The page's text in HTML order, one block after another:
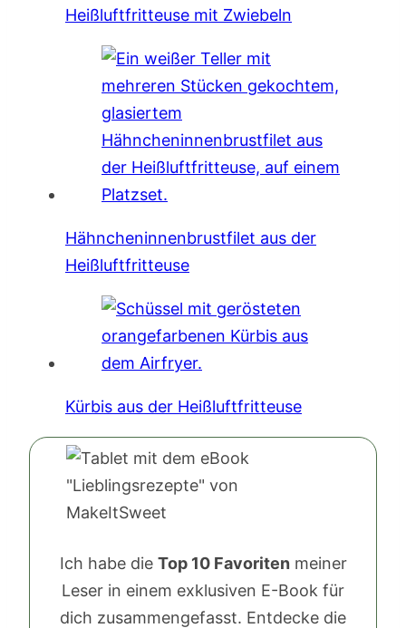
Heißluftfritteuse mit Zwiebeln
Hähncheninnenbrustfilet aus der
Heißluftfritteuse
Kürbis aus der Heißluftfritteuse
Ich habe die Top 10 Favoriten meiner
Leser in einem exklusiven E-Book für
dich zusammengefasst. Entdecke die